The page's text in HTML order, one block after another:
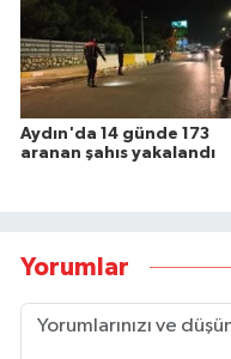
Aydın'da 14 günde 173
aranan şahıs yakalandı
Yorumlar